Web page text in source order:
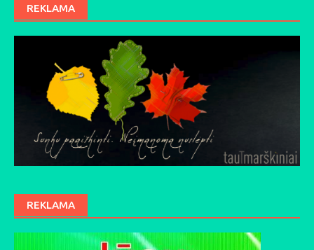
REKLAMA
REKLAMA